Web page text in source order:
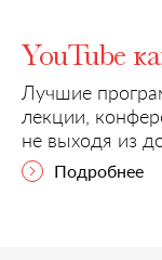
YouTube
Лучшие
лекции,
не выходя из
Подробнее